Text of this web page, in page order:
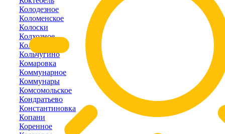
Колодезное
Коломенское
Колоски
Колхозное
Кольцово
Кольчугино
Комаровка
Коммунарное
Коммунары
Комсомольское
Кондратьево
Константиновка
Копани
Коренное